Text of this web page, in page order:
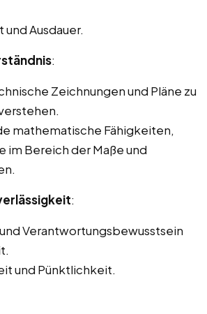
Ausdauer.
:
Zeichnungen und Pläne zu
mathematische Fähigkeiten,
im Bereich der Maße und
:
Verantwortungsbewusstsein
und Pünktlichkeit.